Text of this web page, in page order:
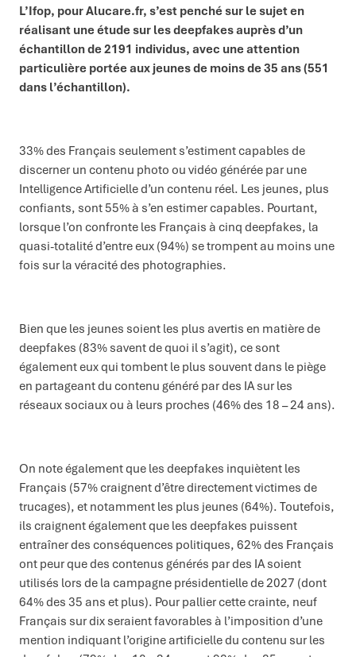
L’Ifop, pour Alucare.fr, s’est penché sur le sujet en
réalisant une étude sur les deepfakes auprès d’un
échantillon de 2191 individus, avec une attention
particulière portée aux jeunes de moins de 35 ans (551
dans l’échantillon).
33% des Français seulement s’estiment capables de
discerner un contenu photo ou vidéo générée par une
Intelligence Artificielle d’un contenu réel. Les jeunes, plus
confiants, sont 55% à s’en estimer capables. Pourtant,
lorsque l’on confronte les Français à cinq deepfakes, la
quasi-totalité d’entre eux (94%) se trompent au moins une
fois sur la véracité des photographies.
Bien que les jeunes soient les plus avertis en matière de
deepfakes (83% savent de quoi il s’agit), ce sont
également eux qui tombent le plus souvent dans le piège
en partageant du contenu généré par des IA sur les
réseaux sociaux ou à leurs proches (46% des 18 – 24 ans).
On note également que les deepfakes inquiètent les
Français (57% craignent d’être directement victimes de
trucages), et notamment les plus jeunes (64%). Toutefois,
ils craignent également que les deepfakes puissent
entraîner des conséquences politiques, 62% des Français
ont peur que des contenus générés par des IA soient
utilisés lors de la campagne présidentielle de 2027 (dont
64% des 35 ans et plus). Pour pallier cette crainte, neuf
Français sur dix seraient favorables à l’imposition d’une
mention indiquant l’origine artificielle du contenu sur les